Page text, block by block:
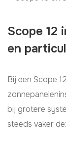
Scope 12
en
Bij een Scope
bij grotere
steeds vaker